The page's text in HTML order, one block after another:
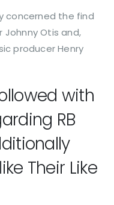
concerned the find
Johnny Otis and,
producer Henry
with
RB
Their Like